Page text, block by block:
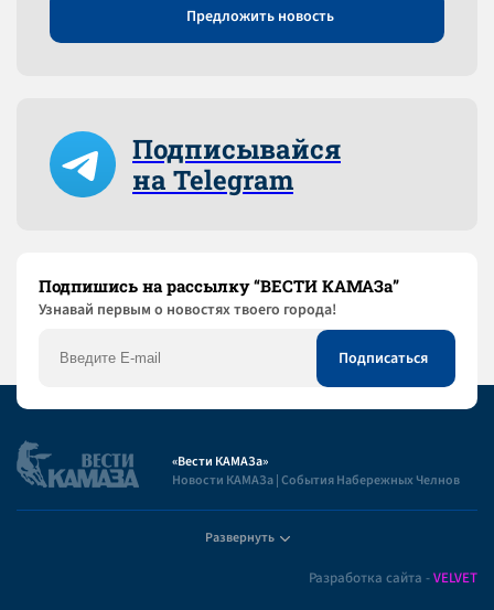
Предложить новость
Подписывайся
на Telegram
Подпишись на рассылку “ВЕСТИ КАМАЗа”
Узнaвай первым о новостях твоего города!
«Вести КАМАЗа»
Новости КАМАЗа | События Набережных Челнов
Развернуть
Разработка сайта -VELVET